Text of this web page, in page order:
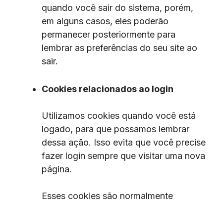
quando você sair do sistema, porém,
em alguns casos, eles poderão
permanecer posteriormente para
lembrar as preferências do seu site ao
sair.
Cookies relacionados ao login
Utilizamos cookies quando você está
logado, para que possamos lembrar
dessa ação. Isso evita que você precise
fazer login sempre que visitar uma nova
página.
Esses cookies são normalmente